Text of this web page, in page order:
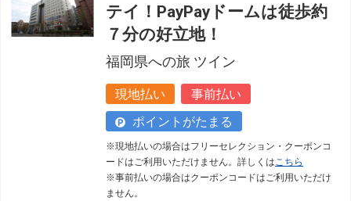
テイ！PayPayドームは徒歩約
７分の好立地！
福岡県への旅 ツイン
現地払い
事前払い
ポイントがたまる
※現地払いの場合はフリーセレクション・クーポンコ
ードはご利用いただけません。詳しくはこちら
※事前払いの場合はクーポンコードはご利用いただけ
ません。
フリーセレクション・クーポンコードのご利用につ
いて
フリーセレクションをご利用いただけない商品
JR回数券類、ギフト券、外国通貨、直接契約型宿泊プラン、土
産品、旅行積立商品、当社が指定した商品が利用できません。
フリーセレクション・クーポンコードをご利用いただけな
旅館・ホテルなど宿泊施設での現地支払いにはご利用いただけま